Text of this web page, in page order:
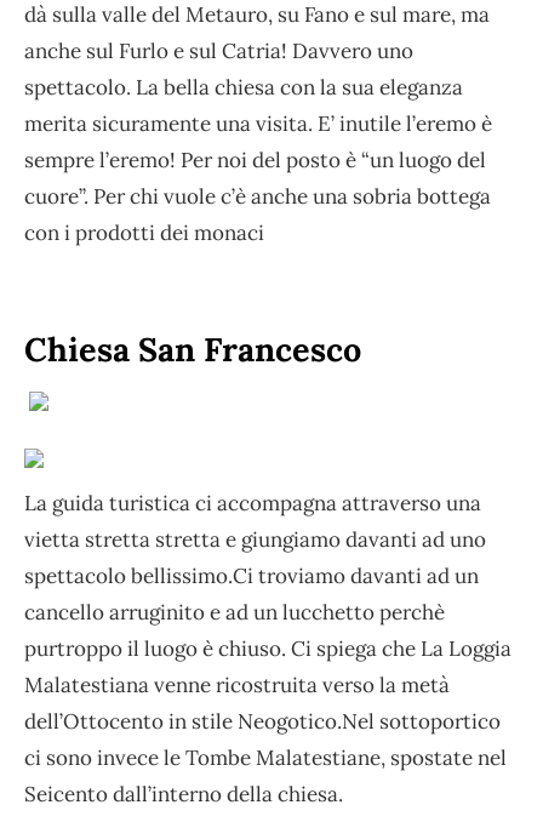
dà sulla valle del Metauro, su Fano e sul mare, ma
anche sul Furlo e sul Catria! Davvero uno
spettacolo. La bella chiesa con la sua eleganza
merita sicuramente una visita. E’ inutile l’eremo è
sempre l’eremo! Per noi del posto è “un luogo del
cuore”. Per chi vuole c’è anche una sobria bottega
con i prodotti dei monaci
Chiesa San Francesco
La guida turistica ci accompagna attraverso una
vietta stretta stretta e giungiamo davanti ad uno
spettacolo bellissimo.Ci troviamo davanti ad un
cancello arruginito e ad un lucchetto perchè
purtroppo il luogo è chiuso. Ci spiega che La Loggia
Malatestiana venne ricostruita verso la metà
dell’Ottocento in stile Neogotico.Nel sottoportico
ci sono invece le Tombe Malatestiane, spostate nel
Seicento dall’interno della chiesa.